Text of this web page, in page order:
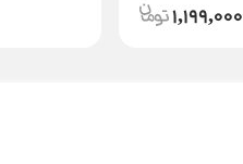
1,199,000